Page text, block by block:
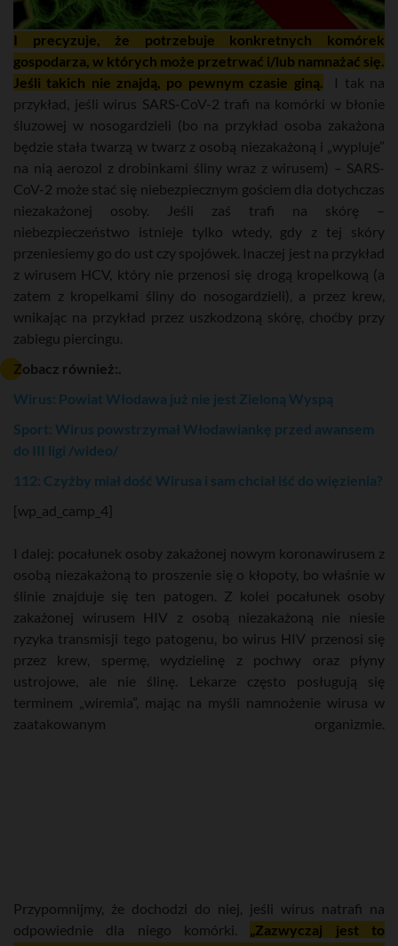
I precyzuje, że potrzebuje konkretnych komórek
gospodarza, w których może przetrwać i/lub namnażać się.
Jeśli takich nie znajdą, po pewnym czasie giną.
I tak na
przykład, jeśli wirus SARS-CoV-2 trafi na komórki w błonie
śluzowej w nosogardzieli (bo na przykład osoba zakażona
będzie stała twarzą w twarz z osobą niezakażoną i „wypluje”
na nią aerozol z drobinkami śliny wraz z wirusem) – SARS-
CoV-2 może stać się niebezpiecznym gościem dla dotychczas
niezakażonej osoby. Jeśli zaś trafi na skórę –
niebezpieczeństwo istnieje tylko wtedy, gdy z tej skóry
przeniesiemy go do ust czy spojówek. Inaczej jest na przykład
z wirusem HCV, który nie przenosi się drogą kropelkową (a
zatem z kropelkami śliny do nosogardzieli), a przez krew,
wnikając na przykład przez uszkodzoną skórę, choćby przy
zabiegu piercingu.
Zobacz również:.
Wirus: Powiat Włodawa już nie jest Zieloną Wyspą
Sport: Wirus powstrzymał Włodawiankę przed awansem
do III ligi /wideo/
112: Czyżby miał dość Wirusa i sam chciał iść do więzienia?
[wp_ad_camp_4]
I dalej: pocałunek osoby zakażonej nowym koronawirusem z
osobą niezakażoną to proszenie się o kłopoty, bo właśnie w
ślinie znajduje się ten patogen. Z kolei pocałunek osoby
zakażonej wirusem HIV z osobą niezakażoną nie niesie
ryzyka transmisji tego patogenu, bo wirus HIV przenosi się
przez krew, spermę, wydzielinę z pochwy oraz płyny
ustrojowe, ale nie ślinę. Lekarze często posługują się
terminem „wiremia”, mając na myśli namnożenie wirusa w
zaatakowanym organizmie.
Przypomnijmy, że dochodzi do niej, jeśli wirus natrafi na
odpowiednie dla niego komórki.
„Zazwyczaj jest to